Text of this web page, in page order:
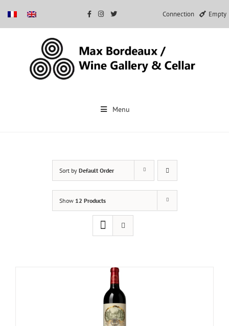
Connection Empty
Menu
Sort by Default Order
Show 12 Products